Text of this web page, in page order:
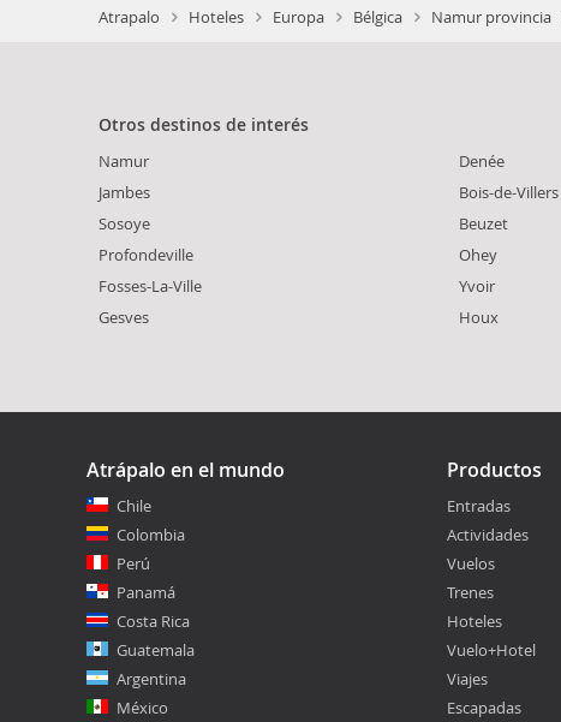
Atrapalo Hoteles Europa Bélgica Namur provincia
Otros destinos de interés
Namur
Jambes
Sosoye
Profondeville
Fosses-La-Ville
Gesves
Denée
Bois-de-Villers
Beuzet
Ohey
Yvoir
Houx
Atrápalo en el mundo
Chile
Colombia
Perú
Panamá
Costa Rica
Guatemala
Argentina
México
Productos
Entradas
Actividades
Vuelos
Trenes
Hoteles
Vuelo+Hotel
Viajes
Escapadas